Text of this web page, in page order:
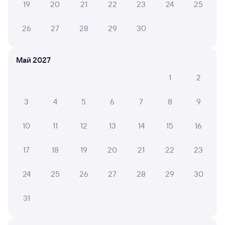
Частые вопросы
на другой поезд?
пассажира?
19 20 21 22 23 24 25
26 27 28 29 30
Май 2027
1
2
3 4 5 6 7 8 9
10 11 12 13 14 15 16
17 18 19 20 21 22 23
24 25 26 27 28 29 30
31